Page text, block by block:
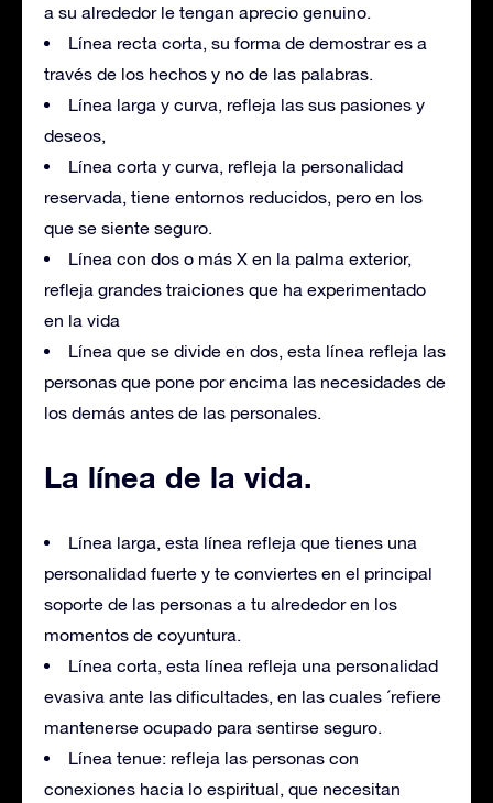
a su alrededor le tengan aprecio genuino.
Línea recta corta, su forma de demostrar es a
través de los hechos y no de las palabras.
Línea larga y curva, refleja las sus pasiones y
deseos,
Línea corta y curva, refleja la personalidad
reservada, tiene entornos reducidos, pero en los
que se siente seguro.
Línea con dos o más X en la palma exterior,
refleja grandes traiciones que ha experimentado
en la vida
Línea que se divide en dos, esta línea refleja las
personas que pone por encima las necesidades de
los demás antes de las personales.
La línea de la vida.
Línea larga, esta línea refleja que tienes una
personalidad fuerte y te conviertes en el principal
soporte de las personas a tu alrededor en los
momentos de coyuntura.
Línea corta, esta línea refleja una personalidad
evasiva ante las dificultades, en las cuales ´refiere
mantenerse ocupado para sentirse seguro.
Línea tenue: refleja las personas con
conexiones hacia lo espiritual, que necesitan